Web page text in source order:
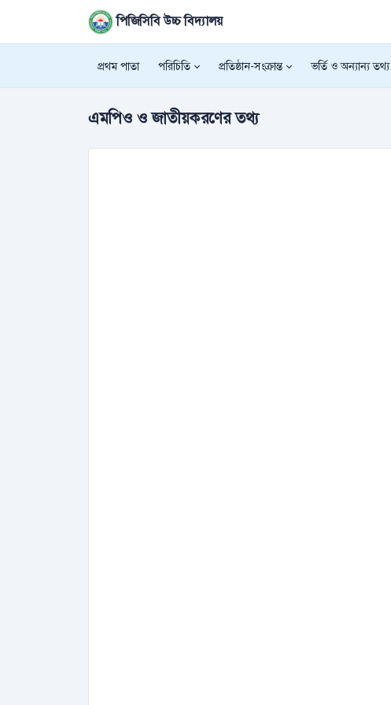
পিজিসিবি উচ্চ বিদ্যালয়
প্রথম পাতা পরিচিতি প্রতিষ্ঠান-সংক্রান্ত ভর্তি ও অন্যান্য তথ্য
এমপিও ও জাতীয়করণের তথ্য